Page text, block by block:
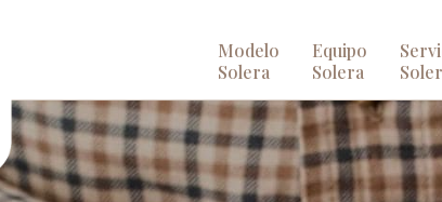
Modelo
Solera
Equipo
Solera